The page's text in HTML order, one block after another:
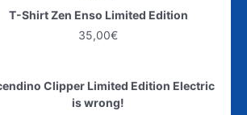
T-Shirt Zen Enso Limited Edition
35,00€
Clipper Limited Edition Electric
is wrong!